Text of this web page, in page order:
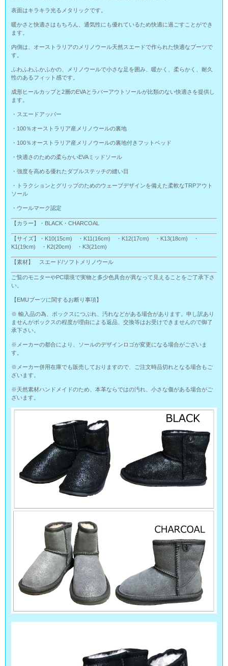
表面はキラキラ光るメタリックです。
暖かさと快適さはもちろん、通気性にも優れているため快適に過ごすことができ
ます。
内側は、オーストラリアのメリノウール天然スエードで作られた快適なブーツで
す。
ふわふわふかふかの、メリノウールで小さな足を囲み、暖かく、柔らかく、耐久
性のあるフィット感です。
成形ヒールカップと2層のEVAとラバーアウトソールが比類のない快適さを提供し
ます。
・スエードアッパー
・100％オーストラリア産メリノウールの裏地
・100％オーストラリア産メリノウールの裏地付きフットベッド
・快適さのための柔らかいEVAミッドソール
・強度を高める優れたダブルステッチの縫い目
・トラクションとグリップのためのウェーブデザインを備えた柔軟なTRPアウト
ソール
・ウールマーク認定
【カラー】・BLACK・CHARCOAL
【サイズ】・K10(15cm) ・K11(16cm) ・K12(17cm) ・K13(18cm) ・
K1(19cm) ・K2(20cm) ・K3(21cm)
【素材】 スエード/ソフトメリノウール
ご覧のモニターやPC環境で実物と多少色具合が異なって見えることをご了承下さ
い。
【EMUブーツに関するお断り事項】
※ 輸入品の為、ボックスにつぶれ、汚れなどがある場合があります。申し訳あり
ませんがボックスの程度が理由による返品、交換等はお受けできませんので御了
承下さい。
※メーカーの都合により、ソールのデザインロゴが変更になる場合がございま
す。
※メーカー併用在庫でも販売しておりますので、ご注文時品切れとなる場合もご
ざいます。
※天然素材ハンドメイドのため、本革ならではの汚れ、小さな傷がある場合がご
ざいます。